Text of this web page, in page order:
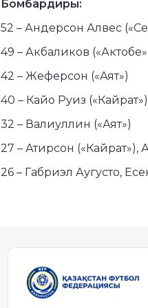
Бомбардиры:
52 – Андерсон Алвес
49 – Акбаликов
42 – Жеферсон («Аят»)
40 – Кайо Руиз
32 – Валиуллин («Аят»)
27 – Атирсон («Кайрат»),
26 – Габриэл Аугусто,